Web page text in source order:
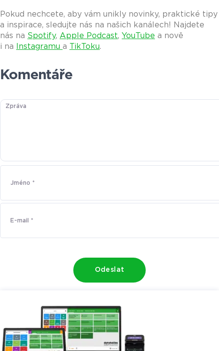
Pokud nechcete, aby vám unikly novinky, praktické tipy
a inspirace, sledujte nás na našich kanálech! Najdete
nás na Spotify, Apple Podcast, YouTube a nově
i na
Instagramu a TikToku.
Komentáře
Odeslat